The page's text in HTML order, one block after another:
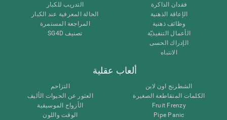
فقدان الذاكرة
الإعاقة الذهنية
وظائف ذهنية
الأعمال التنفيذيّة
الإدراك الحسى
الانتباه
التدريب للكبار
الحالة المعرفية عند الكبار
المراجعة المستمرة
تصنيف SG4D
ألعاب عقلية
الشطرنج اون لاين
الكلمات المتقاطعة الصغيرة
Fruit Frenzy
Pipe Panic
التزاحم
العثور عن الحيوات الأليف
الأزواج الموسيقية
الوقت واللون